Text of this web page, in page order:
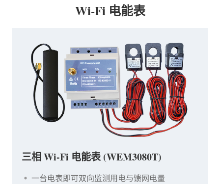
Wi-Fi 电能表
三相 Wi-Fi 电能表 (WEM3080T)
一台电表即可双向监测用电与馈网电量